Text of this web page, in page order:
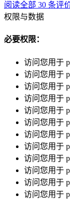
阅读全部 30 条评
权限与数据
必要权限：
访问您用于
访问您用于
访问您用于
访问您用于
访问您用于
访问您用于
访问您用于
访问您用于
访问您用于
访问您用于
访问您用于
访问您用于